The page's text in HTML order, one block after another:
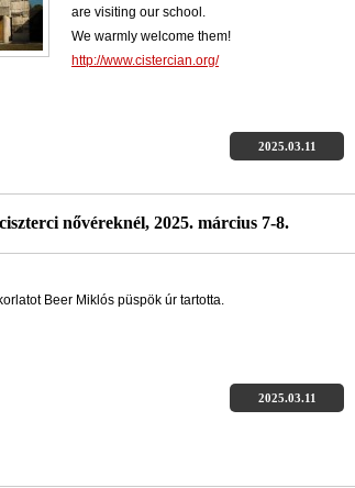
are visiting our school.
We warmly welcome them!
http://www.cistercian.org/
2025.03.11
nővéreknél, 2025. március 7-8.
Beer Miklós püspök úr tartotta.
2025.03.11